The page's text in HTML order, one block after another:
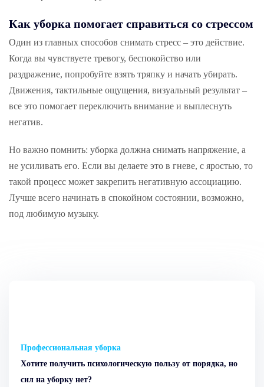
Как уборка помогает справиться со стрессом
Один из главных способов снимать стресс – это действие.
Когда вы чувствуете тревогу, беспокойство или
раздражение, попробуйте взять тряпку и начать убирать.
Движения, тактильные ощущения, визуальный результат –
все это помогает переключить внимание и выплеснуть
негатив.
Но важно помнить: уборка должна снимать напряжение, а
не усиливать его. Если вы делаете это в гневе, с яростью, то
такой процесс может закрепить негативную ассоциацию.
Лучше всего начинать в спокойном состоянии, возможно,
под любимую музыку.
Профессиональная уборка
Хотите получить психологическую пользу от порядка, но
сил на уборку нет?